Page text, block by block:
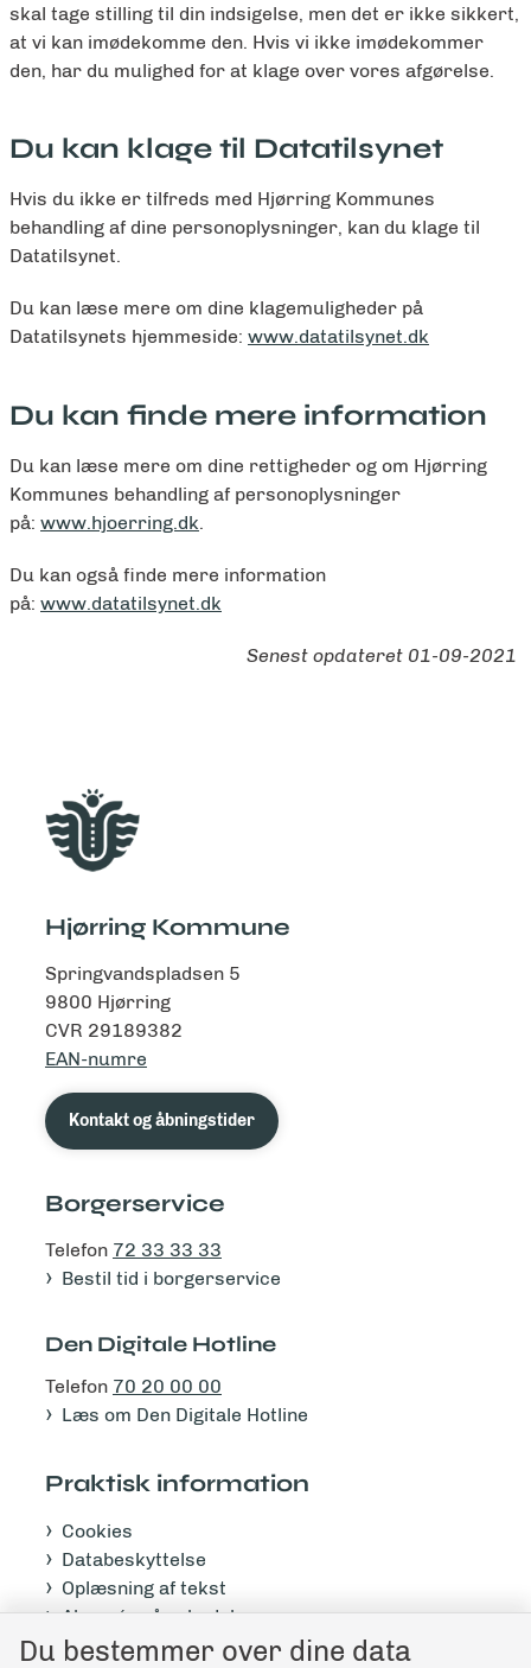
skal tage stilling til din indsigelse, men det er ikke sikkert,
at vi kan imødekomme den. Hvis vi ikke imødekommer
den, har du mulighed for at klage over vores afgørelse.
Du kan klage til Datatilsynet
Hvis du ikke er tilfreds med Hjørring Kommunes
behandling af dine personoplysninger, kan du klage til
Datatilsynet.
Du kan læse mere om dine klagemuligheder på
Datatilsynets hjemmeside: www.datatilsynet.dk
Du kan finde mere information
Du kan læse mere om dine rettigheder og om Hjørring
Kommunes behandling af personoplysninger
på: www.hjoerring.dk.
Du kan også finde mere information
på: www.datatilsynet.dk
Senest opdateret 01-09-2021
Hjørring Kommune
Springvandspladsen 5
9800 Hjørring
CVR 29189382
EAN-numre
Kontakt og åbningstider
Borgerservice
Telefon 72 33 33 33
Bestil tid i borgerservice
Den Digitale Hotline
Telefon 70 20 00 00
Læs om Den Digitale Hotline
Praktisk information
Cookies
Databeskyttelse
Oplæsning af tekst
Abonnér på nyhedsbrev
Tilgængelighedserklæring
Du bestemmer over dine data